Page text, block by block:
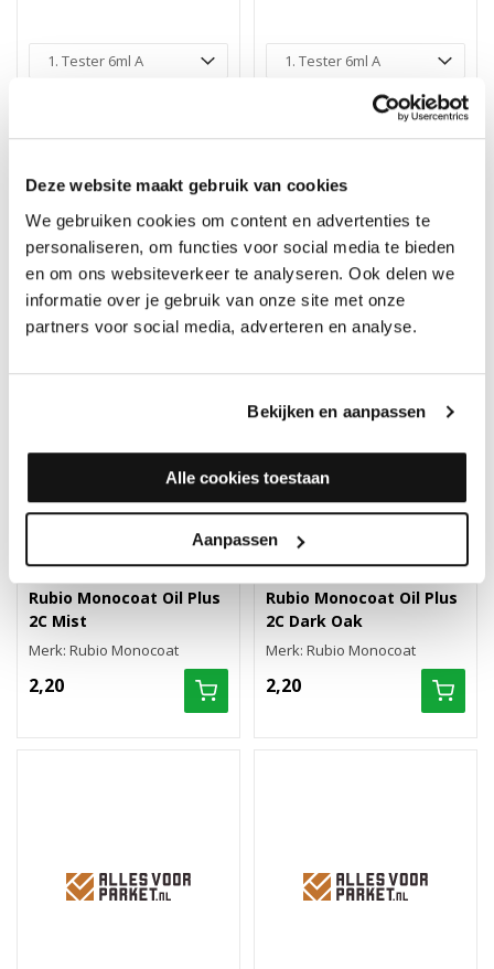
Deze website maakt gebruik van cookies
We gebruiken cookies om content en advertenties te
personaliseren, om functies voor social media te bieden
en om ons websiteverkeer te analyseren. Ook delen we
informatie over je gebruik van onze site met onze
partners voor social media, adverteren en analyse.
Bekijken en aanpassen
Alle cookies toestaan
Aanpassen
2,20
Rubio Monocoat Oil Plus
2,20
Rubio Monocoat Oil Plus
2C Mist
Merk: Rubio Monocoat
2,20
Rubio Monocoat Oil Plus
2C Dark Oak
Merk: Rubio Monocoat
2,20